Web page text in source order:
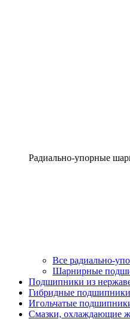
Радиально-упорные
Все радиально-
Шарнирные
Подшипники из
Гибридные подшипники
Игольчатые
Смазки, охлаждающие